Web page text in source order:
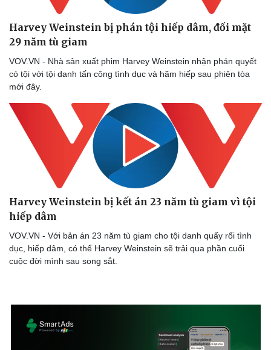
Hậu trường
Harvey Weinstein bị phán tội hiếp dâm, đối mặt
29 năm tù giam
VOV.VN - Nhà sản xuất phim Harvey Weinstein nhận phán quyết
có tội với tội danh tấn công tình dục và hãm hiếp sau phiên tòa
mới đây.
Harvey Weinstein bị kết án 23 năm tù giam vì tội
hiếp dâm
VOV.VN - Với bản án 23 năm tù giam cho tội danh quấy rối tình
dục, hiếp dâm, có thể Harvey Weinstein sẽ trải qua phần cuối
cuộc đời mình sau song sắt.